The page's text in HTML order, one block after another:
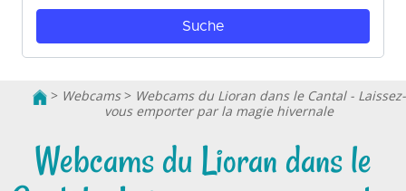
> Webcams> Webcams du Lioran dans le Cantal - Laissez-
vous emporter par la magie hivernale
Webcams du Lioran dans le